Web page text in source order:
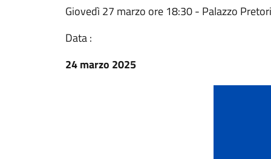
Giovedì 27 marzo ore 18:30 - Palazzo
Data :
24 marzo 2025